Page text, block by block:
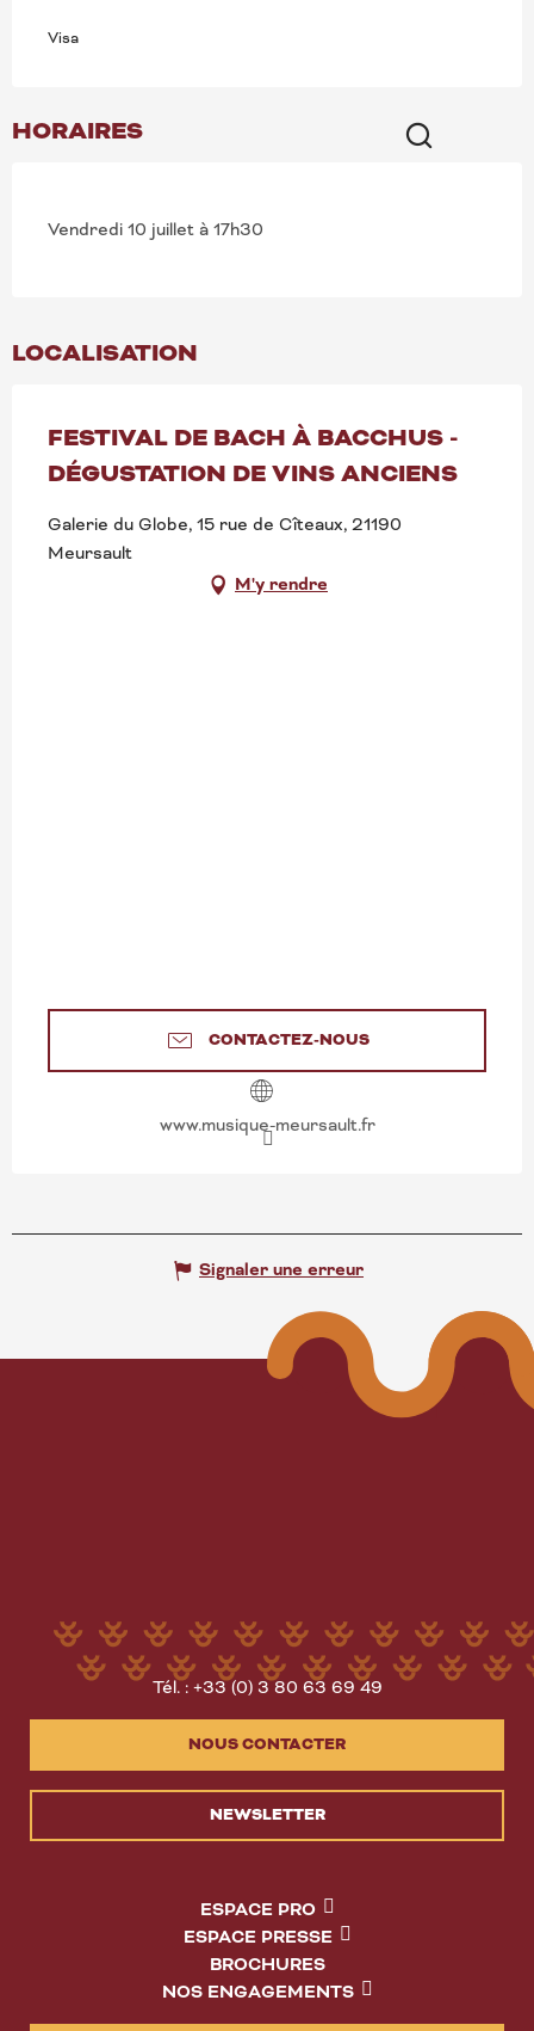
Visa
HORAIRES
Vendredi 10 juillet à 17h30
LOCALISATION
FESTIVAL DE BACH À BACCHUS -
DÉGUSTATION DE VINS ANCIENS
Galerie du Globe, 15 rue de Cîteaux, 21190
Meursault
M'y rendre
CONTACTEZ-NOUS
www.musique-meursault.fr
Signaler une erreur
Tél. : +33 (0) 3 80 63 69 49
NOUS CONTACTER
NEWSLETTER
ESPACE PRO
ESPACE PRESSE
BROCHURES
NOS ENGAGEMENTS